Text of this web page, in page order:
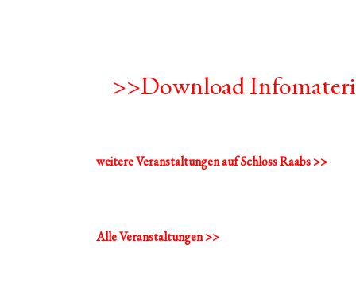
>>Download
weitere Veranstaltungen auf Schloss Raabs >>
Alle Veranstaltungen >>